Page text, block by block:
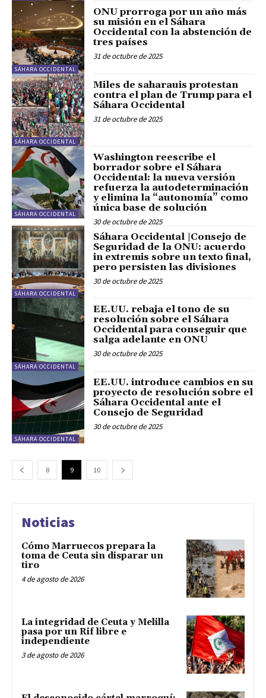
SÁHARA OCCIDENTAL
ONU prorroga por un año más
su misión en el Sáhara
Occidental con la abstención de
tres países
31 de octubre de 2025
SÁHARA OCCIDENTAL
Miles de saharauis protestan
contra el plan de Trump para el
Sáhara Occidental
31 de octubre de 2025
SÁHARA OCCIDENTAL
Washington reescribe el
borrador sobre el Sáhara
Occidental: la nueva versión
refuerza la autodeterminación
y elimina la “autonomía” como
única base de solución
30 de octubre de 2025
SÁHARA OCCIDENTAL
Sáhara Occidental |Consejo de
Seguridad de la ONU: acuerdo
in extremis sobre un texto final,
pero persisten las divisiones
30 de octubre de 2025
SÁHARA OCCIDENTAL
EE.UU. rebaja el tono de su
resolución sobre el Sáhara
Occidental para conseguir que
salga adelante en ONU
30 de octubre de 2025
SÁHARA OCCIDENTAL
EE.UU. introduce cambios en su
proyecto de resolución sobre el
Sáhara Occidental ante el
Consejo de Seguridad
30 de octubre de 2025
8 9 10
Noticias
Cómo Marruecos prepara la
toma de Ceuta sin disparar un
tiro
4 de agosto de 2026
La integridad de Ceuta y Melilla
pasa por un Rif libre e
independiente
3 de agosto de 2026